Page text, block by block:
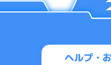
ヘルプ・